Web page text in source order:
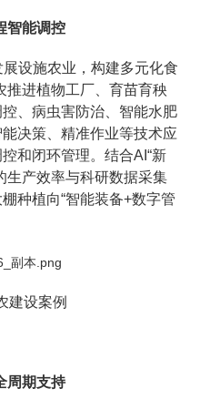
智能调控
设施农业，构建多元化食
推进植物工厂、育苗育秧
、病虫害防治、智能水肥
决策、精准作业等技术应
和闭环管理。结合AI“新
生产效率与科研数据采集
种植向“智能装备+数字管
建设案例
周期支持